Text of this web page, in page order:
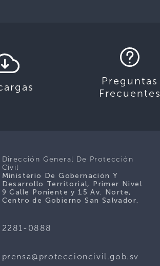
Preguntas
Frecuentes
Dirección General De Protección
Civil
Ministerio De Gobernación Y
Desarrollo Territorial, Primer Nivel
9 Calle Poniente y 15 Av. Norte,
Centro de Gobierno San Salvador.
2281-0888
prensa@proteccioncivil.gob.sv